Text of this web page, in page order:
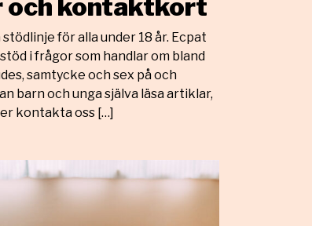
och kontaktkort
för alla under 18 år. Ecpat
i frågor som handlar om bland
samtycke och sex på och
barn och unga själva läsa artiklar,
kontakta oss […]